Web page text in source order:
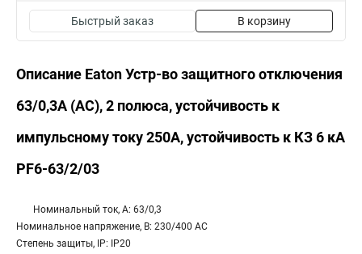
Быстрый заказ В корзину
Описание Eaton Устр-во защитного отключения
63/0,3А (АС), 2 полюса, устойчивость к
импульсному току 250А, устойчивость к КЗ 6 кА
PF6-63/2/03
Номинальный ток, А: 63/0,3
Номинальное напряжение, В: 230/400 AC
Степень защиты, IP: IP20